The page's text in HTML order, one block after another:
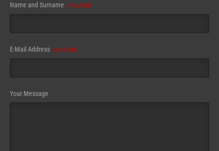
Website
URL (required)
Name and Surname (required)
E-Mail Address (required)
Your Message